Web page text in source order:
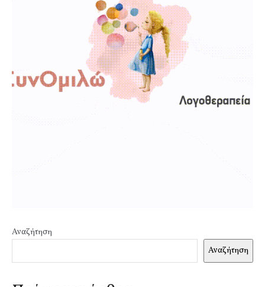
Αναζήτηση
Αναζήτηση